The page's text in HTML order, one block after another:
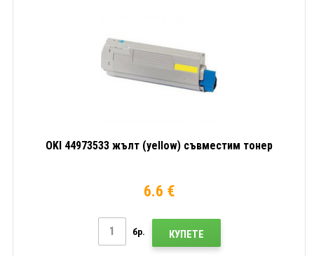
OKI 44973533 жълт (yellow) съвместим тонер
6.6 €
бр. КУПЕТЕ